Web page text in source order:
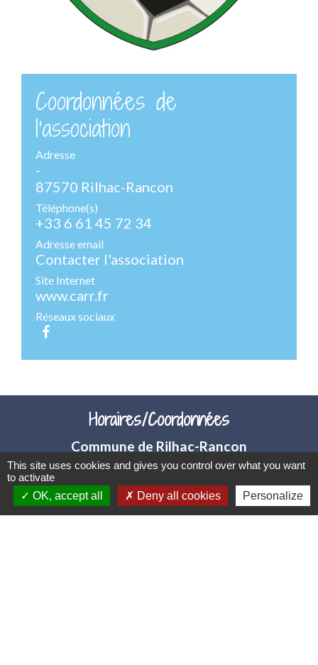
Coordonnées de
l'association
Adresse
-
87570 Rilhac-Rancon
Téléphone(s)
+33 6 61 45 72 34
Adresse email
Contacter l'association
Site Internet
www.carr.fr
Réseaux sociaux
Horaires/Coordonnées
Commune de Rilhac-Rancon
2 rue du Peyrou
87570 Rilhac-Rancon - FRANCE
+33 5 55 36 70 10
This site uses cookies and gives you control over what you want
to activate
OK, accept all
Deny all cookies Personalize